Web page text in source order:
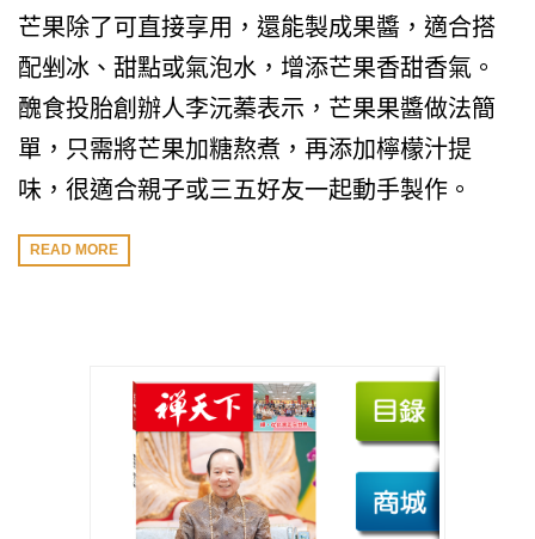
芒果除了可直接享用，還能製成果醬，適合搭
配剉冰、甜點或氣泡水，增添芒果香甜香氣。
醜食投胎創辦人李沅蓁表示，芒果果醬做法簡
單，只需將芒果加糖熬煮，再添加檸檬汁提
味，很適合親子或三五好友一起動手製作。
READ MORE